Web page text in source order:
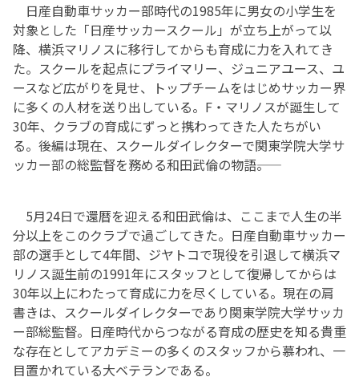
日産自動車サッカー部時代の1985年に男女の小学生を
対象とした「日産サッカースクール」が立ち上がって以
降、横浜マリノスに移行してからも育成に力を入れてき
た。スクールを起点にプライマリー、ジュニアユース、ユ
ースなど広がりを見せ、トップチームをはじめサッカー界
に多くの人材を送り出している。F・マリノスが誕生して
30年、クラブの育成にずっと携わってきた人たちがい
る。後編は現在、スクールダイレクターで関東学院大学サ
ッカー部の総監督を務める和田武倫の物語――。
5月24日で還暦を迎える和田武倫は、ここまで人生の半
分以上をこのクラブで過ごしてきた。日産自動車サッカー
部の選手として4年間、ジヤトコで現役を引退して横浜マ
リノス誕生前の1991年にスタッフとして復帰してからは
30年以上にわたって育成に力を尽くしている。現在の肩
書きは、スクールダイレクターであり関東学院大学サッカ
ー部総監督。日産時代からつながる育成の歴史を知る貴重
な存在としてアカデミーの多くのスタッフから慕われ、一
目置かれている大ベテランである。